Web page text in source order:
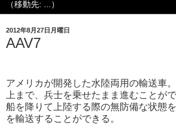
2012年8月27日月曜日
AAV7
アメリカが開発した水陸両用の輸送車
上まで、兵士を乗せたまま進むことが
船を降りて上陸する際の無防備な状態
を輸送することができる。